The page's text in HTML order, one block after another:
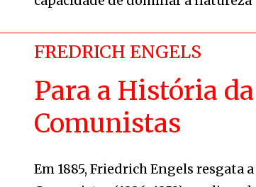
FREDRICH ENGELS
Para a História
Comunistas
Em 1885, Friedrich Engels resgata